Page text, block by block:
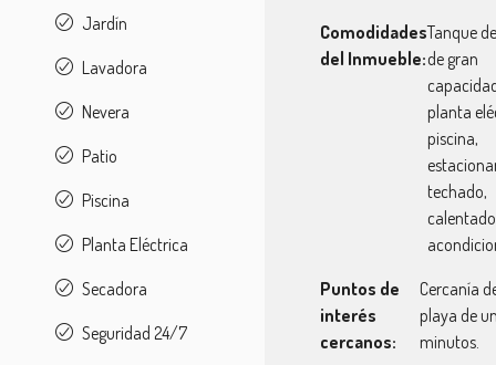
Jardín
Lavadora
Nevera
Patio
Piscina
Planta Eléctrica
Secadora
Seguridad 24/7
Comodidades
del Inmueble:
Tanque
de gran
planta
piscina,
techado,
Puntos de
interés
cercanos:
Cercanía
playa de
minutos.